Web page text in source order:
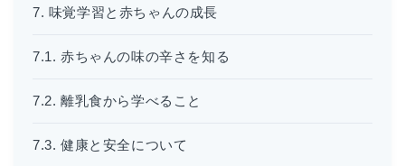
7. 味覚学習と赤ちゃんの成長
7.1. 赤ちゃんの味の辛さを知る
7.2. 離乳食から学べること
7.3. 健康と安全について